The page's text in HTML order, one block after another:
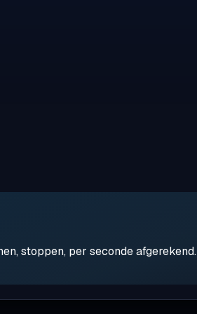
stoppen, per seconde afgerekend.